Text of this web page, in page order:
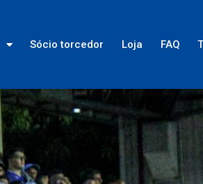
Sócio torcedor Loja FAQ